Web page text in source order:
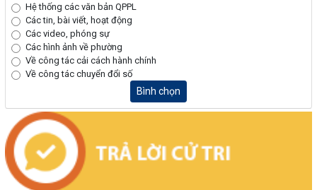
Hệ thống các văn bản QPPL
Các tin, bài viết, hoạt động
Các video, phóng sự
Các hình ảnh về phường
Về công tác cải cách hành chính
Về công tác chuyển đổi số
Bình chọn